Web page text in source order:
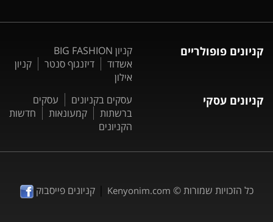
קניונים פופולריים
קניון BIG FASHION
אשדוד
דיזנגוף סנטר
קניון
אילון
קניונים עסקי עסקים בקניונים
עסקים
ברשתות
קמעונאות
חדשות
הקניונים
כל הזכויות שמורות © Kenyonim.com
|קניונים פייסבוק